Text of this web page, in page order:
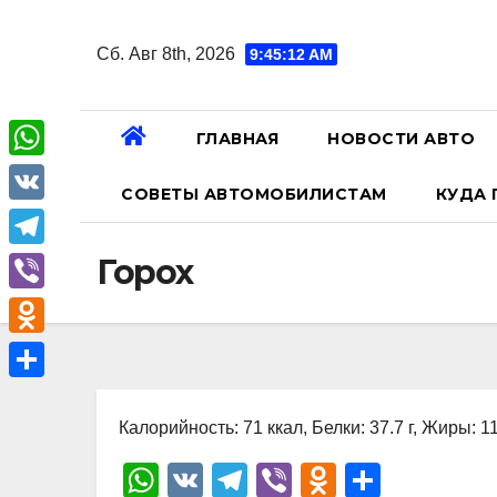
Сб. Авг 8th, 2026 9:45:13 AM
ГЛАВНАЯ НОВОСТИ АВТО
СОВЕТЫ АВТОМОБИЛИСТАМ КУДА
Горох
Калорийность: 71 ккал, Белки: 37.7 г, Жиры:
W
V
T
Vi
O
W
h
a
A
V
K
T
e
l
e
V
i
b
O